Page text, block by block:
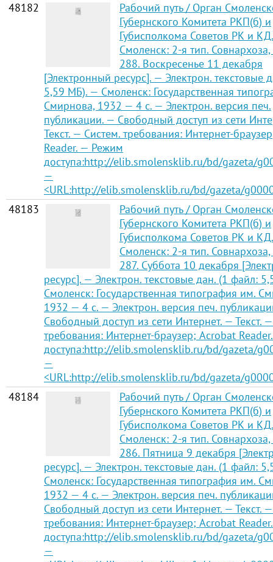
48182
Рабочий путь / Орган
Губернского Комитета РКП(б) и
Губисполкома Советов РК и
Смоленск: 2-я тип.
288. Воскресенье 11 декабря
[Электронный ресурс]. — Электрон. текстовые
5,59 МБ). — Смоленск: Государственная
Смирнова, 1932 — 4 с. — Электрон. версия печ.
публикации. — Свободный доступ из сети
Текст. — Систем. требования: Интернет-
Reader. — Режим
доступа:http://elib.smolensklib.ru/bd/gazeta/
—
<URL:http://elib.smolensklib.ru/bd/gazeta/
48183
Рабочий путь / Орган
Губернского Комитета РКП(б) и
Губисполкома Советов РК и
Смоленск: 2-я тип.
287. Суббота 10 декабря
ресурс]. — Электрон. текстовые дан. (1 файл:
Смоленск: Государственная типография им.
1932 — 4 с. — Электрон. версия печ.
Свободный доступ из сети Интернет. — Текст.
требования: Интернет-браузер; Acrobat
доступа:http://elib.smolensklib.ru/bd/gazeta/
—
<URL:http://elib.smolensklib.ru/bd/gazeta/
48184
Рабочий путь / Орган
Губернского Комитета РКП(б) и
Губисполкома Советов РК и
Смоленск: 2-я тип.
286. Пятница 9 декабря
ресурс]. — Электрон. текстовые дан. (1 файл:
Смоленск: Государственная типография им.
1932 — 4 с. — Электрон. версия печ.
Свободный доступ из сети Интернет. — Текст.
требования: Интернет-браузер; Acrobat
доступа:http://elib.smolensklib.ru/bd/gazeta/
—